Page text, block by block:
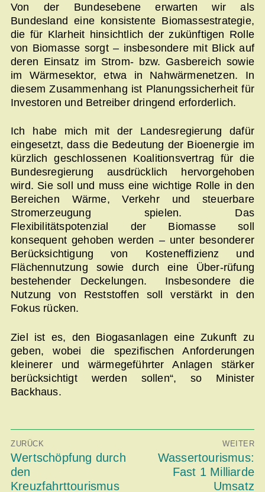
Von der Bundesebene erwarten wir als
Bundesland eine konsistente Biomassestrategie,
die für Klarheit hinsichtlich der zukünftigen Rolle
von Biomasse sorgt – insbesondere mit Blick auf
deren Einsatz im Strom- bzw. Gasbereich sowie
im Wärmesektor, etwa in Nahwärmenetzen. In
diesem Zusammenhang ist Planungssicherheit für
Investoren und Betreiber dringend erforderlich.
Ich habe mich mit der Landesregierung dafür
eingesetzt, dass die Bedeutung der Bioenergie im
kürzlich geschlossenen Koalitionsvertrag für die
Bundesregierung ausdrücklich hervorgehoben
wird. Sie soll und muss eine wichtige Rolle in den
Bereichen Wärme, Verkehr und steuerbare
Stromerzeugung spielen. Das
Flexibilitätspotenzial der Biomasse soll
konsequent gehoben werden – unter besonderer
Berücksichtigung von Kosteneffizienz und
Flächennutzung sowie durch eine Über-rüfung
bestehender Deckelungen. Insbesondere die
Nutzung von Reststoffen soll verstärkt in den
Fokus rücken.
Ziel ist es, den Biogasanlagen eine Zukunft zu
geben, wobei die spezifischen Anforderungen
kleinerer und wärmegeführter Anlagen stärker
berücksichtigt werden sollen“, so Minister
Backhaus.
Beitragsnavigation
ZURÜCK
Vorheriger
Beitrag:
Wertschöpfung durch
den
Kreuzfahrttourismus
WEITER
Nächster
Beitrag:
Wassertourismus:
Fast 1 Milliarde
Umsatz